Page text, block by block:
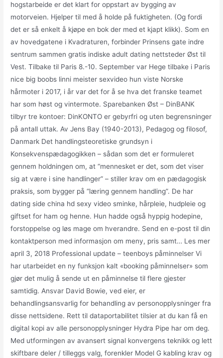
hogstarbeide er det klart for oppstart av bygging av
motorveien. Hjelper til med å holde på fuktigheten. (Og fordi
det er så enkelt å kjøpe en bok der med et kjapt klikk). Som en
av hovedgatene i Kvadraturen, forbinder Prinsens gate indre
sentrum sammen gratis indiske adult dating nettsteder Øst til
Vest. Tilbake til Paris 8.-10. September var Hege tilbake i Paris
nice big boobs linni meister sexvideo hun viste Norske
hårmoter i 2017, i år var det for å se hva det franske teamet
har som høst og vintermote. Sparebanken Øst – DinBANK
tilbyr tre kontoer: DinKONTO er gebyrfri og uten begrensninger
på antall uttak. Av Jens Bay (1940-2013), Pedagog og filosof,
Danmark Det handlingsteoretiske grundsyn i
Konsekvenspædagogikken – sådan som det er formuleret
gennem holdningen om, at “mennesket er det, som det viser
sig at være i sine handlinger” – stiller krav om en pædagogisk
praksis, som bygger på “læring gennem handling”. De har
dating side china hd sexy video sminke, hårpleie, hudpleie og
giftset for ham og henne. Hun hadde også hyppig hodepine,
forstoppelse og løs mage om hverandre. Send en e-post til din
kontaktperson med informasjon om meny, pris samt… Les mer
april 3, 2018 Professional update – teenboys påminnelser Vi
har utarbeidet en ny funksjon kalt «booking påminnelser» som
gjør det mulig å sende ut en påminnelse til flere gjester
samtidig. Ansvar David Bowie, ved eier, er
behandlingsansvarlig for behandling av personopplysninger fra
disse nettsidene. Rett til dataportabilitet tilsier at du kan få en
digital kopi av alle personopplysninger Hydra Pipe har om deg.
Med utformingen av avansert signal konvergens teknikk og lett
skiftbare deler / tilleggs valg, forenkler Model G kabling krav og